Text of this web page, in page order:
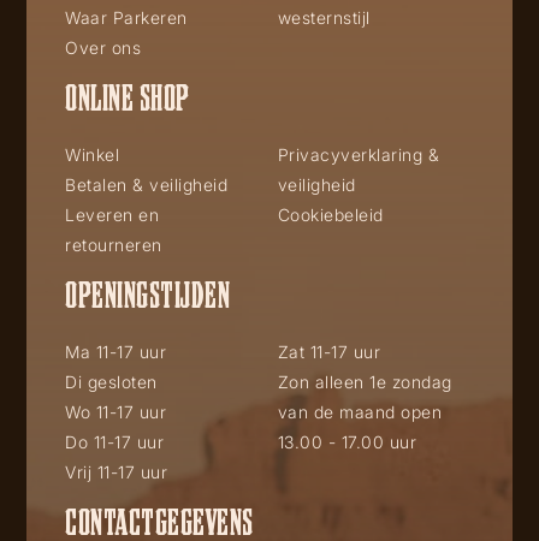
Waar Parkeren
Over ons
westernstijl
ONLINE SHOP
Winkel
Betalen & veiligheid
Leveren en
retourneren
Privacyverklaring &
veiligheid
Cookiebeleid
OPENINGSTIJDEN
Ma 11-17 uur
Di gesloten
Wo 11-17 uur
Do 11-17 uur
Vrij 11-17 uur
Zat 11-17 uur
Zon alleen 1e zondag
van de maand open
13.00 - 17.00 uur
CONTACTGEGEVENS